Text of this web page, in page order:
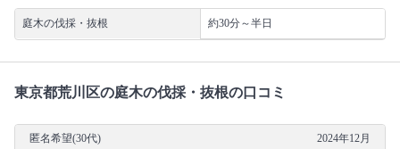
庭木の伐採・抜根 約30分～半日
東京都荒川区の庭木の伐採・抜根の口コミ
匿名希望(30代) 2024年12月